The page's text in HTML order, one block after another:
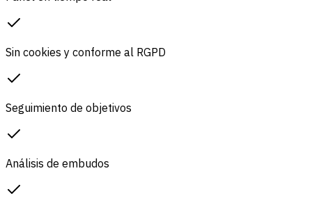
Sin cookies y conforme al RGPD
Seguimiento de objetivos
Análisis de embudos